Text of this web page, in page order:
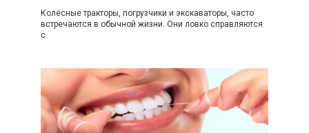
Колёсные тракторы, погрузчики и экскаваторы, часто
встречаются в обычной жизни. Они ловко справляются
с